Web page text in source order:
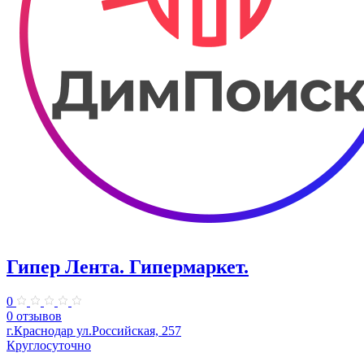
Гипер Лента. Гипермаркет.
0
0 отзывов
г.Краснодар ул.Российская, 257
Круглосуточно